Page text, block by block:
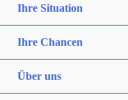
Ihre Situation
Ihre Chancen
Über uns